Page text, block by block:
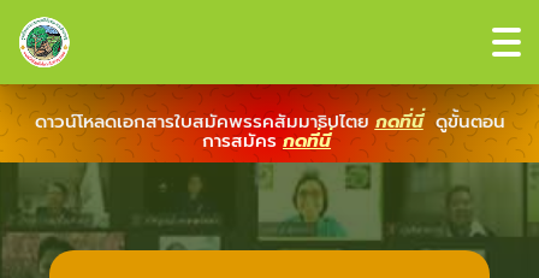
ดาวน์โหลดเอกสารใบสมัคพรรคสัมมาธิปไตย กดที่นี่ ดูขั้นตอน
การสมัครกดที่นี่